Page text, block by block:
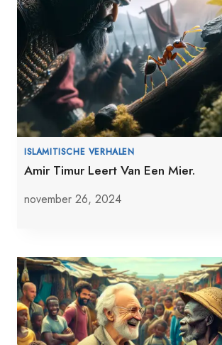
ISLAMITISCHE VERHALEN
Amir Timur Leert Van Een Mier.
november 26, 2024